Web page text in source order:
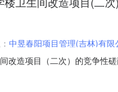
中昱春阳项目管理(吉林)有限
造项目（二次）的竞争性
生间改造项目（二次）采